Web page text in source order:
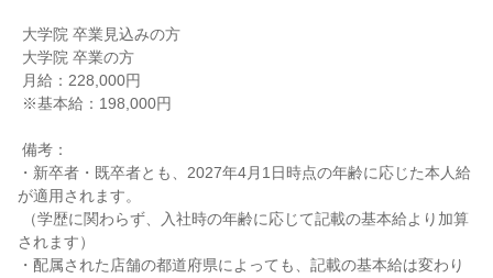
・新卒者・既卒者とも、2027年4月1日時点の年齢に応じた本人給
が適用されます。
されます）
・配属された店舗の都道府県によっても、記載の基本給は変わり